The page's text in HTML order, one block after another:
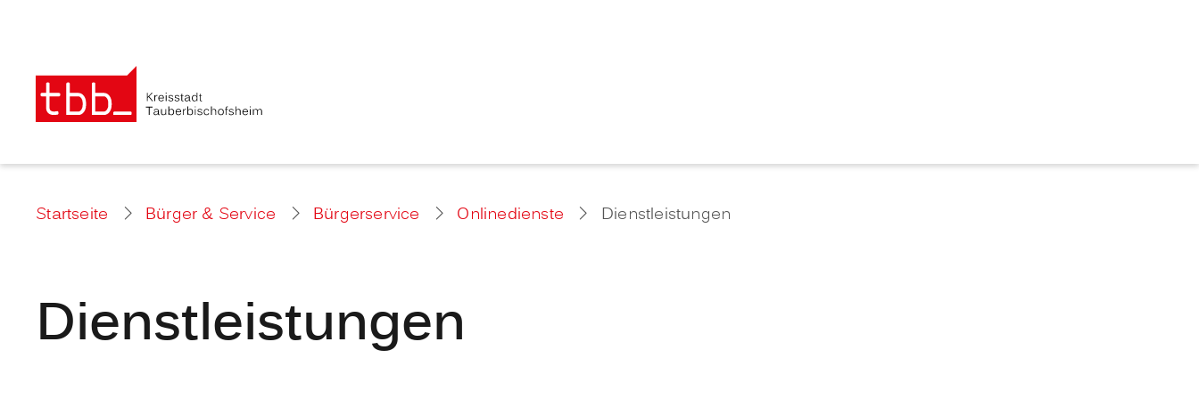
Startseite Bürger & Service Bürgerservice Onlinedienste Dienstleistungen
Dienstleistungen